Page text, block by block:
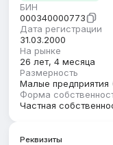
БИН
000340000773
Дата регистрации
31.03.2000
На рынке
26 лет, 4 месяца
Размерность
Малые предприятия
Форма
Частная
Реквизиты